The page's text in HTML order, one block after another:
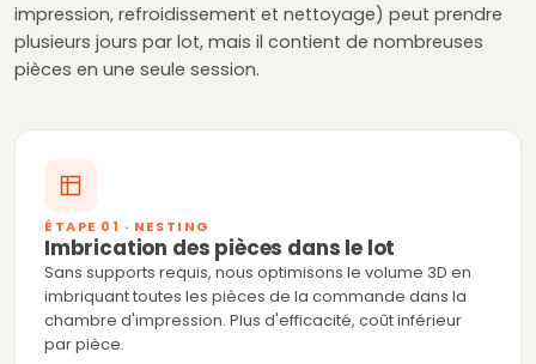
impression, refroidissement et nettoyage) peut prendre
plusieurs jours par lot, mais il contient de nombreuses
pièces en une seule session.
ÉTAPE 01 · NESTING
Imbrication des pièces dans le lot
Sans supports requis, nous optimisons le volume 3D en
imbriquant toutes les pièces de la commande dans la
chambre d'impression. Plus d'efficacité, coût inférieur
par pièce.